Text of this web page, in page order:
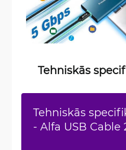
Tehniskās
Tehniskās
- Alfa USB Cable